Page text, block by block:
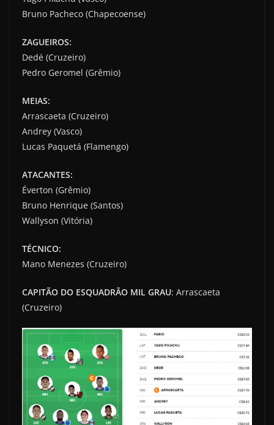
Bruno Pacheco (Chapecoense)
ZAGUEIROS:
Dedé (Cruzeiro)
Pedro Geromel (Grêmio)
MEIAS:
Arrascaeta (Cruzeiro)
Andrey (Vasco)
Lucas Paquetá (Flamengo)
ATACANTES:
Éverton (Grêmio)
Bruno Henrique (Santos)
Wallyson (Vitória)
TÉCNICO:
Mano Menezes (Cruzeiro)
CAPITÃO DO ESQUADRÃO MIL GRAU: Arrascaeta
(Cruzeiro)